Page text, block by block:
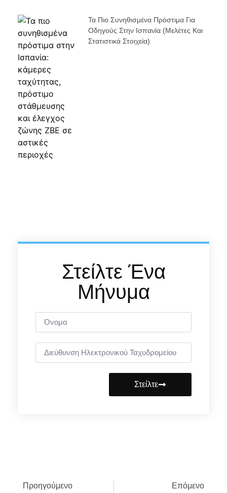
Τα Πιο Συνηθισμένα Πρόστιμα Για
Οδηγούς Στην Ισπανία (μελέτες Και
Στατιστικά Στοιχεία)
Στείλτε Ένα
Μήνυμα
Στείλτε
Προηγούμενο Επόμενο